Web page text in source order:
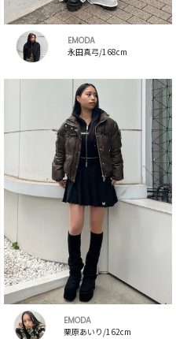
EMODA
永田真弓/168cm
EMODA
栗原あいり/162cm